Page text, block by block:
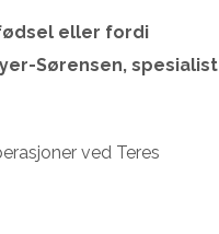
eller fordi
Sørensen, spesialist
ved Teres